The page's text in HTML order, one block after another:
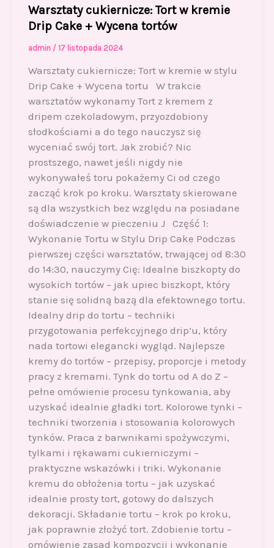
Warsztaty cukiernicze: Tort w kremie
Drip Cake + Wycena tortów
admin / 17 listopada 2024
Warsztaty cukiernicze: Tort w kremie w stylu
Drip Cake + Wycena tortu W trakcie
warsztatów wykonamy Tort z kremem z
dripem czekoladowym, przyozdobiony
słodkościami a do tego nauczysz się
wyceniać swój tort. Jak zrobić? Nic
prostszego, nawet jeśli nigdy nie
wykonywałeś toru pokażemy Ci od czego
zacząć krok po kroku. Warsztaty skierowane
są dla wszystkich bez względu na posiadane
doświadczenie w pieczeniu J Część 1:
Wykonanie Tortu w Stylu Drip Cake Podczas
pierwszej części warsztatów, trwającej od 8:30
do 14:30, nauczymy Cię: Idealne biszkopty do
wysokich tortów – jak upiec biszkopt, który
stanie się solidną bazą dla efektownego tortu.
Idealny drip do tortu – techniki
przygotowania perfekcyjnego drip’u, który
nada tortowi elegancki wygląd. Najlepsze
kremy do tortów – przepisy, proporcje i metody
pracy z kremami. Tynk do tortu od A do Z –
pełne omówienie procesu tynkowania, aby
uzyskać idealnie gładki tort. Kolorowe tynki –
techniki tworzenia i stosowania kolorowych
tynków. Praca z barwnikami spożywczymi,
tylkami i rękawami cukierniczymi –
praktyczne wskazówki i triki. Wykonanie
kremu do obłożenia tortu – jak uzyskać
idealnie prosty tort, gotowy do dalszych
dekoracji. Składanie tortu – krok po kroku,
jak poprawnie złożyć tort. Zdobienie tortu –
omówienie zasad kompozycji i wykonanie